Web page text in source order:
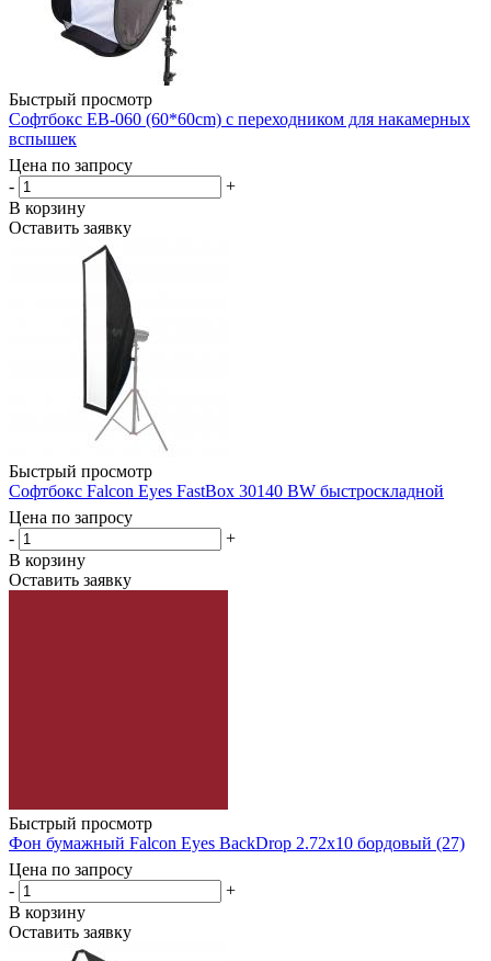
Быстрый просмотр
Софтбокс EB-060 (60*60cm) с переходником для накамерных
вспышек
Цена по запросу
-
+
В корзину
Оставить заявку
Быстрый просмотр
Софтбокс Falcon Eyes FastBox 30140 BW быстроскладной
Цена по запросу
-
+
В корзину
Оставить заявку
Быстрый просмотр
Фон бумажный Falcon Eyes BackDrop 2.72x10 бордовый (27)
Цена по запросу
-
+
В корзину
Оставить заявку